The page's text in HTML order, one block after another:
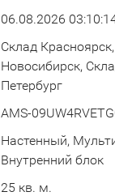
06.08.2026
Склад
Новосибирск,
Петербург
AMS-
Настенный,
Внутренний блок
25 кв. м.